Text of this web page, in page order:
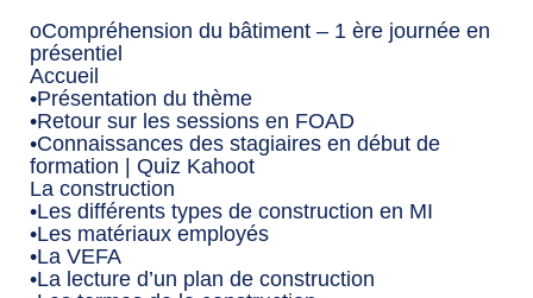
oCompréhension du bâtiment – 1 ère journée en
présentiel
Accueil
•Présentation du thème
•Retour sur les sessions en FOAD
•Connaissances des stagiaires en début de
formation | Quiz Kahoot
La construction
•Les différents types de construction en MI
•Les matériaux employés
•La VEFA
•La lecture d’un plan de construction